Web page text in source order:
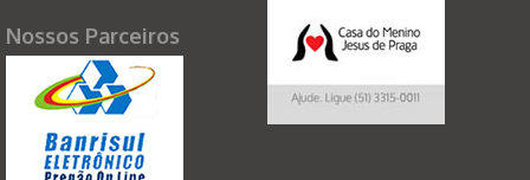
Nossos Parceiros